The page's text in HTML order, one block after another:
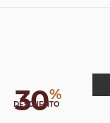
30%
DESCUENTO